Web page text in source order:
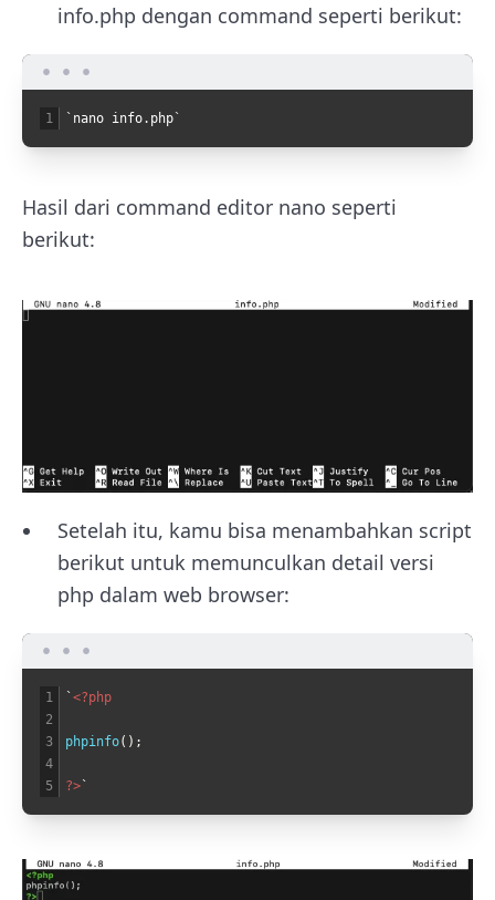
info.php dengan command seperti berikut:
1 ` nano info. php`
Hasil dari command editor nano seperti
berikut:
Setelah itu, kamu bisa menambahkan script
berikut untuk memunculkan detail versi
php dalam web browser:
1
2
3
4
5
` <?php
phpinfo( ) ;
?> `